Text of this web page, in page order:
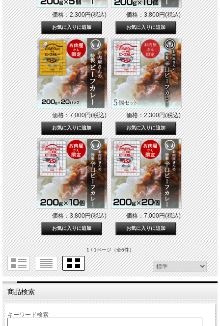
価格：2,300円(税込) 価格：3,800円(税込)
価格：7,000円(税込) 価格：2,300円(税込)
価格：3,800円(税込) 価格：7,000円(税込)
1 / 1ページ（全6件）
商品検索
キーワード検索